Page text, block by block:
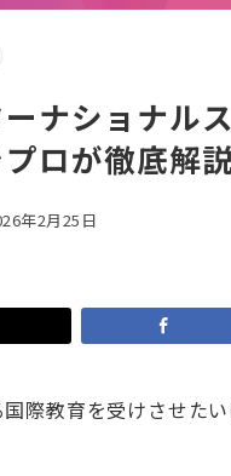
ナショナル
ロが徹底解
年2月25日
際教育を受けさせた